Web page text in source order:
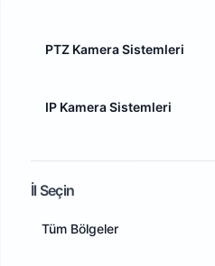
PTZ Kamera Sistemleri
IP Kamera Sistemleri
İl Seçin
Tüm Bölgeler